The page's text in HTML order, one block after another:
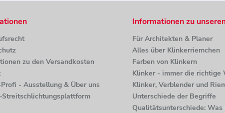
zu den Versandkosten
- Ausstellung & Über uns
Informationen zu
Für Architekten & Planer
Alles über Klinkerriemchen
Farben von Klinkern
Klinker - immer die richtige
Klinker, Verblender und
Unterschiede der Begriffe
Qualitätsunterschiede: Was